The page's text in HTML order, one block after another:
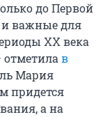
до Первой
важные для
XX века
отметилав
Мария
придется
а на